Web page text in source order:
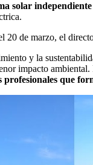
solar
20 de marzo, el
y la
impacto
que